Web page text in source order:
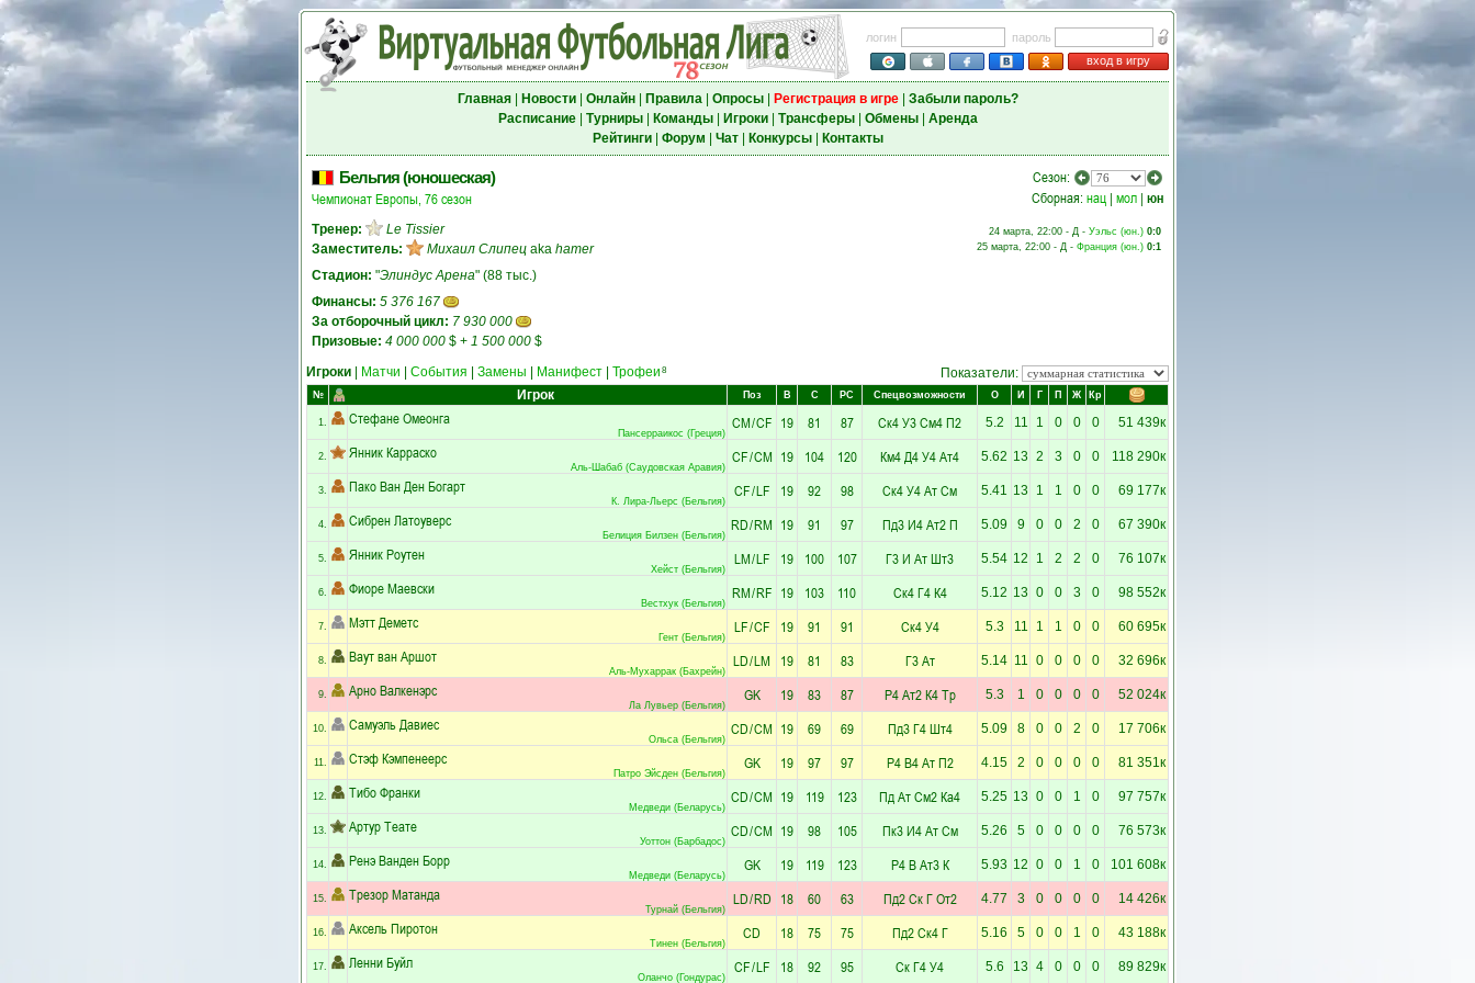
логин
пароль
вход в игру
Главная| Новости| Онлайн| Правила| Опросы| Регистрация в игре| Забыли пароль?
Расписание| Турниры| Команды| Игроки| Трансферы| Обмены| Аренда
Рейтинги| Форум Чат| Конкурсы| Контакты
Бельгия (юношеская)
Чемпионат Европы, 76 сезон
Тренер:
Le Tissier
Заместитель:
Михаил Слипец aka hamer
Стадион: "Элиндус Арена" (88 тыс.)
Финансы: 5 376 167
За отборочный цикл: 7 930 000
Призовые: 4 000 000 $ + 1 500 000 $
Сезон:
Сборная: нац | мол | юн
24 марта, 22:00 - Д - Уэльс (юн.) 0:0
25 марта, 22:00 - Д - Франция (юн.) 0:1
Игроки Матчи События Замены Манифест Трофеи 8 Показатели:
№ Игрок Поз В С РС Спецвозможности О И Г П Ж Кр
1. Стефане Омеонга
Пансерраикос (Греция)
CM/CF 19 81 87 Ск4У3См4П2 5.2 11 1 0 0 0 51 439к
2. Янник Карраско
Аль-Шабаб (Саудовская Аравия)
CF/CM 19 104 120 Км4Д4У4Ат4 5.62 13 2 3 0 0 118 290к
3. Пако Ван Ден Богарт
К. Лира-Льерс (Бельгия)
CF/LF 19 92 98 Ск4У4АтСм 5.41 13 1 1 0 0 69 177к
4. Сибрен Латоуверс
Белиция Билзен (Бельгия)
RD/RM 19 91 97 Пд3И4Ат2П 5.09 9 0 0 2 0 67 390к
5. Янник Роутен
Хейст (Бельгия)
LM/LF 19 100 107 Г3И АтШт3 5.54 12 1 2 2 0 76 107к
6. Фиоре Маевски
Вестхук (Бельгия)
RM/RF 19 103 110 Ск4Г4К4 5.12 13 0 0 3 0 98 552к
7. Мэтт Деметс
Гент (Бельгия)
LF/CF 19 91 91 Ск4У4 5.3 11 1 1 0 0 60 695к
8. Ваут ван Аршот
Аль-Мухаррак (Бахрейн)
LD/LM 19 81 83 Г3Ат 5.14 11 0 0 0 0 32 696к
9. Арно Валкенэрс
Ла Лувьер (Бельгия)
GK 19 83 87 Р4Ат2К4Тр 5.3 1 0 0 0 0 52 024к
10. Самуэль Давиес
Ольса (Бельгия)
CD/CM 19 69 69 Пд3Г4Шт4 5.09 8 0 0 2 0 17 706к
11. Стэф Кэмпенеерс
Патро Эйсден (Бельгия)
GK 19 97 97 Р4В4АтП2 4.15 2 0 0 0 0 81 351к
12. Тибо Франки
Медведи (Беларусь)
CD/CM 19 119 123 ПдАтСм2Ка4 5.25 13 0 0 1 0 97 757к
13. Артур Теате
Уоттон (Барбадос)
CD/CM 19 98 105 Пк3И4АтСм 5.26 5 0 0 0 0 76 573к
14. Ренэ Ванден Борр
Медведи (Беларусь)
GK 19 119 123 Р4ВАт3К 5.93 12 0 0 1 0 101 608к
15. Трезор Матанда
Турнай (Бельгия)
LD/RD 18 60 63 Пд2СкГОт2 4.77 3 0 0 0 0 14 426к
16. Аксель Пиротон
Тинен (Бельгия)
CD 18 75 75 Пд2Ск4Г 5.16 5 0 0 1 0 43 188к
17. Ленни Буйл
Оланчо (Гондурас)
CF/LF 18 92 95 СкГ4У4 5.6 13 4 0 0 0 89 829к